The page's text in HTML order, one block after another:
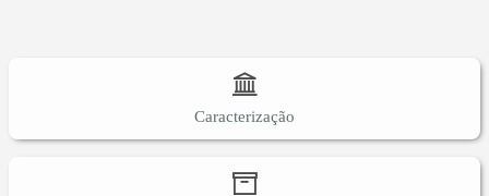
Caracterização